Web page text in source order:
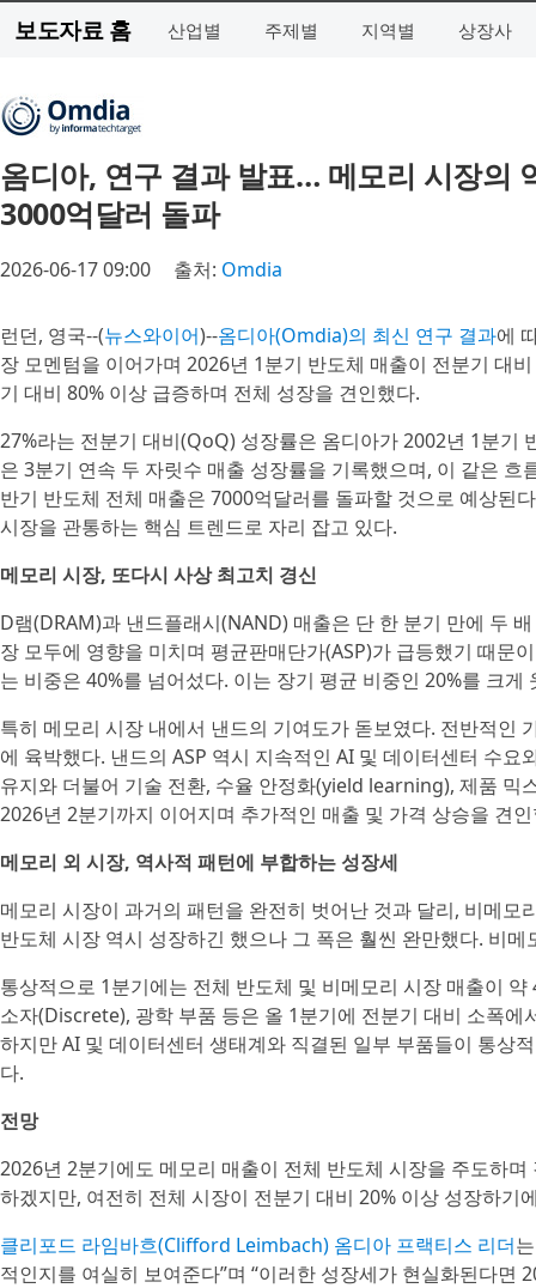
보도자료 홈 산업별 주제별 지역별 상장사
옴디아, 연구 결과 발표… 메모리 시장의
3000억달러 돌파
2026-06-17 09:00 출처: Omdia
런던, 영국--(뉴스와이어)--옴디아(Omdia)의 최신 연구 결과에
장 모멘텀을 이어가며 2026년 1분기 반도체 매출이 전분기 대
기 대비 80% 이상 급증하며 전체 성장을 견인했다.
27%라는 전분기 대비(QoQ) 성장률은 옴디아가 2002년 1분기
은 3분기 연속 두 자릿수 매출 성장률을 기록했으며, 이 같은
반기 반도체 전체 매출은 7000억달러를 돌파할 것으로 예상된
시장을 관통하는 핵심 트렌드로 자리 잡고 있다.
메모리 시장, 또다시 사상 최고치 경신
D램(DRAM)과 낸드플래시(NAND) 매출은 단 한 분기 만에 두
장 모두에 영향을 미치며 평균판매단가(ASP)가 급등했기 때문
는 비중은 40%를 넘어섰다. 이는 장기 평균 비중인 20%를 크게
특히 메모리 시장 내에서 낸드의 기여도가 돋보였다. 전반적인
에 육박했다. 낸드의 ASP 역시 지속적인 AI 및 데이터센터 수
유지와 더불어 기술 전환, 수율 안정화(yield learning), 제품 믹
2026년 2분기까지 이어지며 추가적인 매출 및 가격 상승을 견
메모리 외 시장, 역사적 패턴에 부합하는 성장세
메모리 시장이 과거의 패턴을 완전히 벗어난 것과 달리, 비메
반도체 시장 역시 성장하긴 했으나 그 폭은 훨씬 완만했다. 비
통상적으로 1분기에는 전체 반도체 및 비메모리 시장 매출이
소자(Discrete), 광학 부품 등은 올 1분기에 전분기 대비 소폭
하지만 AI 및 데이터센터 생태계와 직결된 일부 부품들이 통상
다.
전망
2026년 2분기에도 메모리 매출이 전체 반도체 시장을 주도하
하겠지만, 여전히 전체 시장이 전분기 대비 20% 이상 성장하기
클리포드 라임바흐(Clifford Leimbach) 옴디아 프랙티스 리더
적인지를 여실히 보여준다”며 “이러한 성장세가 현실화된다